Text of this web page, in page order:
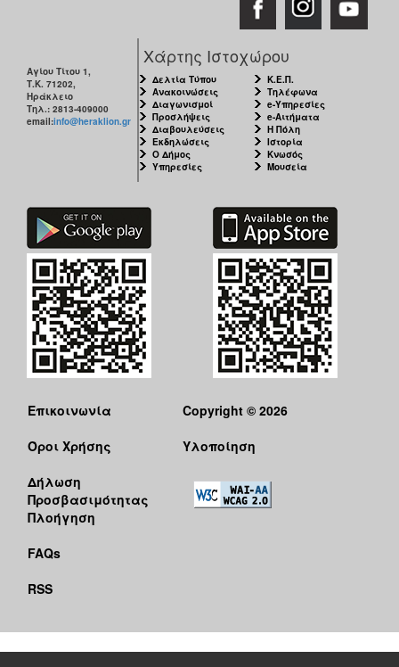
Αγίου Τίτου 1,
Τ.Κ. 71202,
Ηράκλειο
Τηλ.: 2813-409000
email:info@heraklion.gr
Χάρτης Ιστοχώρου
Δελτία Τύπου
Ανακοινώσεις
Διαγωνισμοί
Προσλήψεις
Διαβουλεύσεις
Εκδηλώσεις
Ο Δήμος
Υπηρεσίες
Κ.Ε.Π.
Τηλέφωνα
e-Υπηρεσίες
e-Αιτήματα
Η Πόλη
Ιστορία
Κνωσός
Μουσεία
Επικοινωνία
Όροι Χρήσης
Δήλωση
Προσβασιμότητας
Πλοήγηση
FAQs
RSS
Copyright © 2026
Υλοποίηση